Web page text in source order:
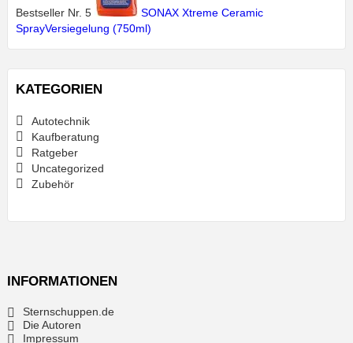
Bestseller Nr. 5
SONAX Xtreme Ceramic
SprayVersiegelung (750ml)
KATEGORIEN
Autotechnik
Kaufberatung
Ratgeber
Uncategorized
Zubehör
INFORMATIONEN
Sternschuppen.de
Die Autoren
Impressum